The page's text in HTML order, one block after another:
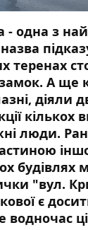
- одна з
назва
теренах
А ще
діяли
кількох
люди.
будівлях
"вул.
є
водночас